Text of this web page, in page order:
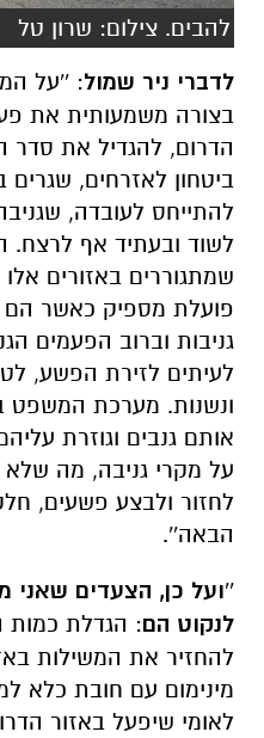
להבים. צילום: שרון טל
לדברי ניר שמול: ''על
בצורה משמעותית את
הדרום, להגדיל את סדר
ביטחון לאזרחים, שגרים
להתייחס לעובדה,
לשוד ובעתיד אף לרצח.
שמתגוררים באזורים
פועלת מספיק כאשר הם
גניבות וברוב הפעמים
לעיתים לזירת הפשע,
ונשנות. מערכת המשפט
אותם גנבים וגוזרת
על מקרי גניבה, מה
לחזור ולבצע פשעים,
הבאה''.
''ועל כן, הצעדים
לנקוט הם: הגדלת כמות
להחזיר את המשילות
מינימום עם חובת כלא
לאומי שיפעל באזור